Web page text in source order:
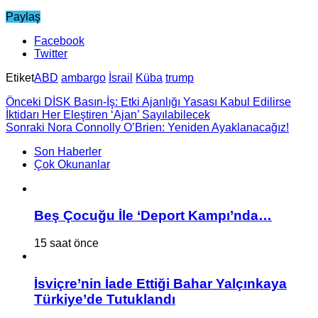
Paylaş
Facebook
Twitter
EtiketABD ambargo İsrail Küba trump
Önceki DİSK Basın-İş: Etki Ajanlığı Yasası Kabul Edilirse
İktidarı Her Eleştiren ‘Ajan’ Sayılabilecek
Sonraki Nora Connolly O’Brien: Yeniden Ayaklanacağız!
Son Haberler
Çok Okunanlar
Beş Çocuğu İle ‘Deport Kampı’nda…
15 saat önce
İsviçre’nin İade Ettiği Bahar Yalçınkaya
Türkiye’de Tutuklandı